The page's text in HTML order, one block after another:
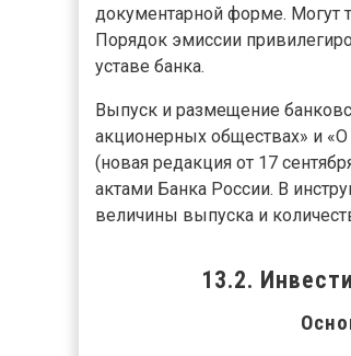
документарной форме. Могут
Порядок эмиссии
уставе банка.
Выпуск и размещение
акционерных обществах» и
(новая редакция от 17
актами Банка России. В
величины выпуска и
13.2.